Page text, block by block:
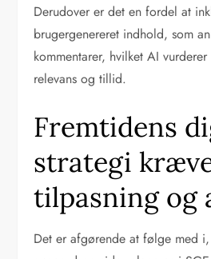
Derudover er det en fordel at
brugergenereret indhold, som
kommentarer, hvilket AI
relevans og tillid.
Fremtidens
strategi
tilpasning og
Det er afgørende at følge med